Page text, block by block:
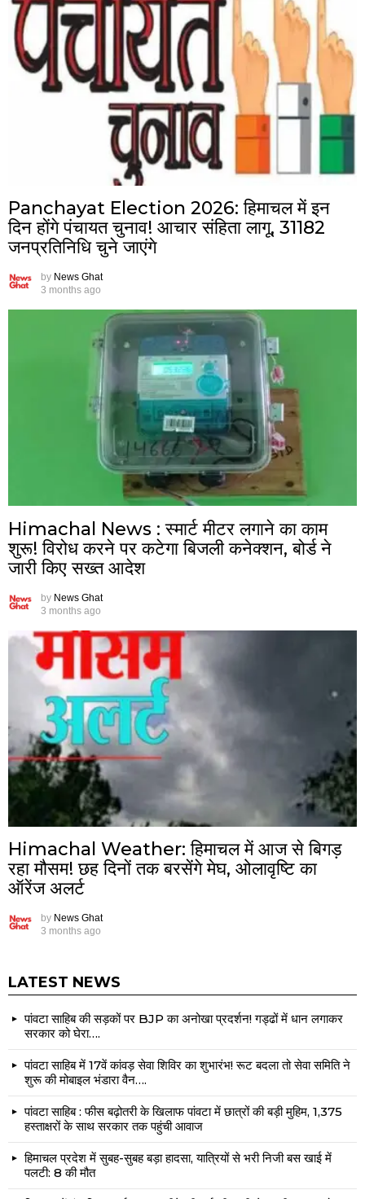
Panchayat Election 2026: हिमाचल में इन
दिन होंगे पंचायत चुनाव! आचार संहिता लागू, 31182
जनप्रतिनिधि चुने जाएंगे
by News Ghat
3 months ago
Himachal News : स्मार्ट मीटर लगाने का काम
शुरू! विरोध करने पर कटेगा बिजली कनेक्शन, बोर्ड ने
जारी किए सख्त आदेश
by News Ghat
3 months ago
Himachal Weather: हिमाचल में आज से बिगड़
रहा मौसम! छह दिनों तक बरसेंगे मेघ, ओलावृष्टि का
ऑरेंज अलर्ट
by News Ghat
3 months ago
LATEST NEWS
पांवटा साहिब की सड़कों पर BJP का अनोखा प्रदर्शन! गड्ढों में धान लगाकर
सरकार को घेरा….
पांवटा साहिब में 17वें कांवड़ सेवा शिविर का शुभारंभ! रूट बदला तो सेवा समिति ने
शुरू की मोबाइल भंडारा वैन….
पांवटा साहिब : फीस बढ़ोतरी के खिलाफ पांवटा में छात्रों की बड़ी मुहिम, 1,375
हस्ताक्षरों के साथ सरकार तक पहुंची आवाज
हिमाचल प्रदेश में सुबह-सुबह बड़ा हादसा, यात्रियों से भरी निजी बस खाई में
पलटी: 8 की मौत